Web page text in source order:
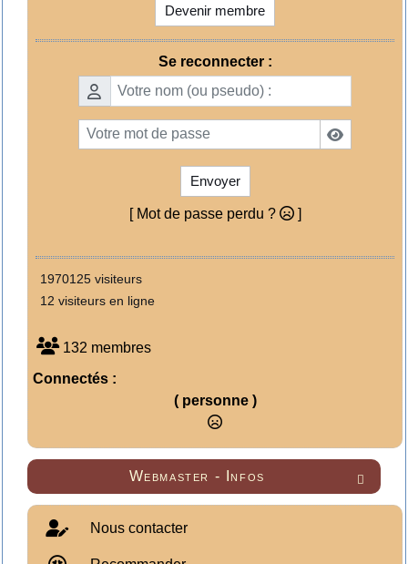
Devenir membre
Se reconnecter :
Envoyer
[ Mot de passe perdu ? ]
1970125 visiteurs
12 visiteurs en ligne
132 membres
Connectés :
( personne )

Webmaster - Infos
Nous contacter